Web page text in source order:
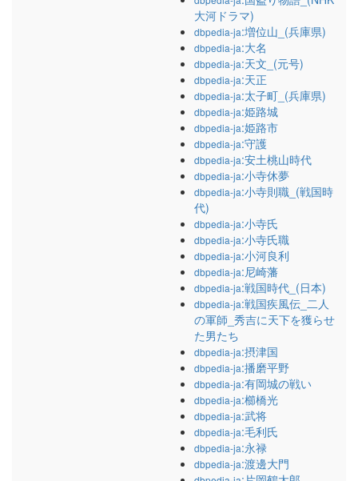
大河ドラマ)
dbpedia-ja:増位山_(兵庫県)
dbpedia-ja:大名
dbpedia-ja:天文_(元号)
dbpedia-ja:天正
dbpedia-ja:太子町_(兵庫県)
dbpedia-ja:姫路城
dbpedia-ja:姫路市
dbpedia-ja:守護
dbpedia-ja:安土桃山時代
dbpedia-ja:小寺休夢
dbpedia-ja:小寺則職_(戦国時
代)
dbpedia-ja:小寺氏
dbpedia-ja:小寺氏職
dbpedia-ja:小河良利
dbpedia-ja:尼崎藩
dbpedia-ja:戦国時代_(日本)
dbpedia-ja:戦国疾風伝_二人
の軍師_秀吉に天下を獲らせ
た男たち
dbpedia-ja:摂津国
dbpedia-ja:播磨平野
dbpedia-ja:有岡城の戦い
dbpedia-ja:櫛橋光
dbpedia-ja:武将
dbpedia-ja:毛利氏
dbpedia-ja:永禄
dbpedia-ja:渡邊大門